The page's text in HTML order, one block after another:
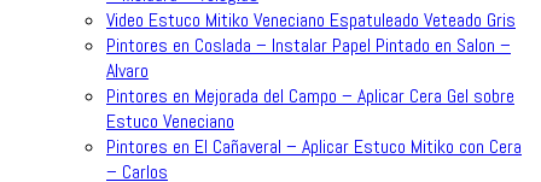
Video Estuco Mitiko Veneciano Espatuleado Veteado Gris
Pintores en Coslada – Instalar Papel Pintado en Salon –
Alvaro
Pintores en Mejorada del Campo – Aplicar Cera Gel sobre
Estuco Veneciano
Pintores en El Cañaveral – Aplicar Estuco Mitiko con Cera
– Carlos